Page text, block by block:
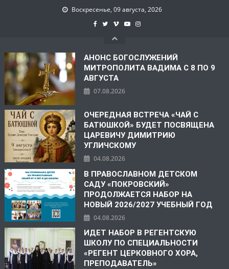
Воскресенье, 09 августа, 2026
АНОНС БОГОСЛУЖЕНИЙ
МИТРОПОЛИТА ВАДИМА С 8 ПО 9
АВГУСТА
07.08.2026
ОЧЕРЕДНАЯ ВСТРЕЧА «ЧАЙ С
БАТЮШКОЙ» БУДЕТ ПОСВЯЩЕНА
ЦАРЕВИЧУ ДИМИТРИЮ
УГЛИЧСКОМУ
04.08.2026
В ПРАВОСЛАВНОМ ДЕТСКОМ
САДУ «ПОКРОВСКИЙ»
ПРОДОЛЖАЕТСЯ НАБОР НА
НОВЫЙ 2026/2027 УЧЕБНЫЙ ГОД
04.08.2026
ИДЕТ НАБОР В РЕГЕНТСКУЮ
ШКОЛУ ПО СПЕЦИАЛЬНОСТИ
«РЕГЕНТ ЦЕРКОВНОГО ХОРА,
ПРЕПОДАВАТЕЛЬ»